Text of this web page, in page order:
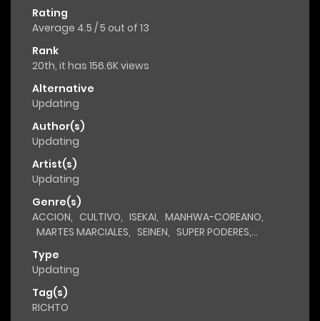
Rating
Average 4.5 /5 out of 13
Rank
20th, it has 156.6K views
Alternative
Updating
Author(s)
Updating
Artist(s)
Updating
Genre(s)
ACCION, CULTIVO, ISEKAI, MANHWA-COREANO,
MARTES MARCIALES, SEINEN, SUPER PODERES,
Type
Updating
Tag(s)
RICHTO